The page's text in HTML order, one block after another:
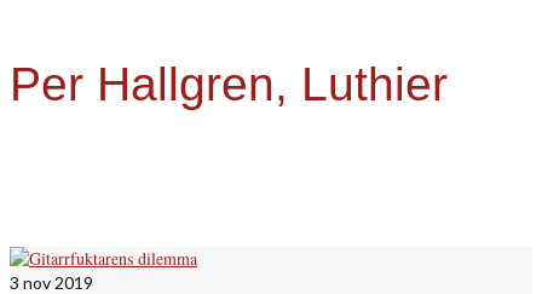
Per Hallgren, Luthier
3 nov 2019